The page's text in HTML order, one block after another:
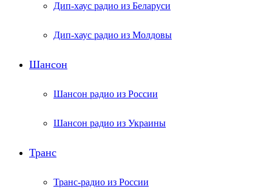
Дип-хаус радио из Беларуси
Дип-хаус радио из Молдовы
Шансон
Шансон радио из России
Шансон радио из Украины
Транс
Транс-радио из России